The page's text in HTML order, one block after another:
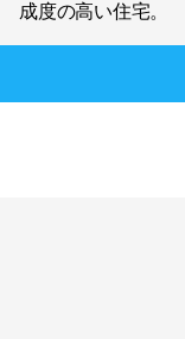
成度の高い住宅。